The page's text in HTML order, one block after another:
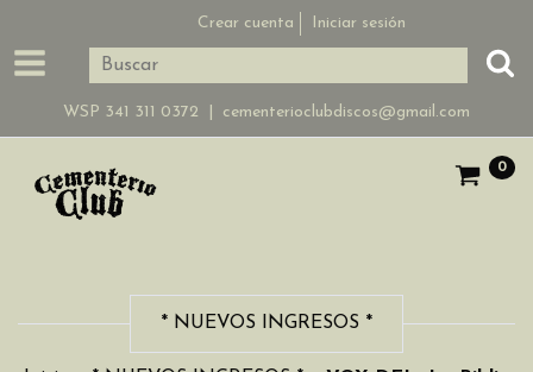
Crear cuenta Iniciar sesión
WSP 341 311 0372 | cementerioclubdiscos@gmail.com
0
* NUEVOS INGRESOS *